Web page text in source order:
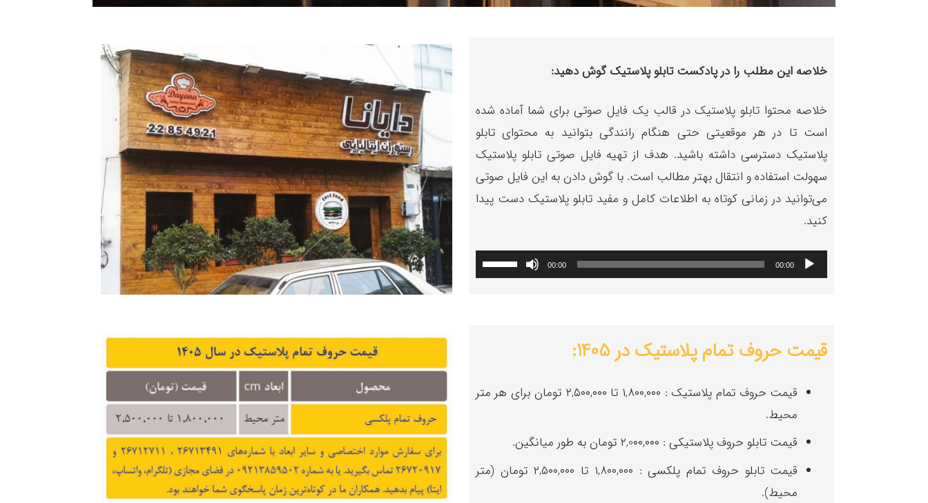
خلاصه این مطلب را در پادکست تابلو پلاستیک گوش دهید:
خلاصه محتوا تابلو پلاستیک در قالب یک فایل صوتی برای شما آماده شده
است تا در هر موقعیتی حتی هنگام رانندگی بتوانید به محتوای تابلو
پلاستیک دسترسی داشته باشید. هدف از تهیه فایل صوتی تابلو پلاستیک
سهولت استفاده و انتقال بهتر مطالب است. با گوش دادن به این فایل صوتی
می‌توانید در زمانی کوتاه به اطلاعات کامل و مفید تابلو پلاستیک دست پیدا
کنید.
پخش‌کننده
صوت
00:00
00:00
برای
افزایش
کلیدهای
استفاده
قیمت حروف تمام پلاستیک در 1405:
قیمت حروف تمام پلاستیک : ۱,۸۰۰,۰۰۰ تا ۲,۵۰۰,۰۰۰ تومان برای هر متر
محیط.
قیمت تابلو حروف پلاستیکی : ۲,0۰۰,۰۰۰ تومان به طور میانگین.
قیمت تابلو حروف تمام پلکسی : ۱,۸۰۰,۰۰۰ تا ۲,۵۰۰,۰۰۰ تومان (متر
محیط).